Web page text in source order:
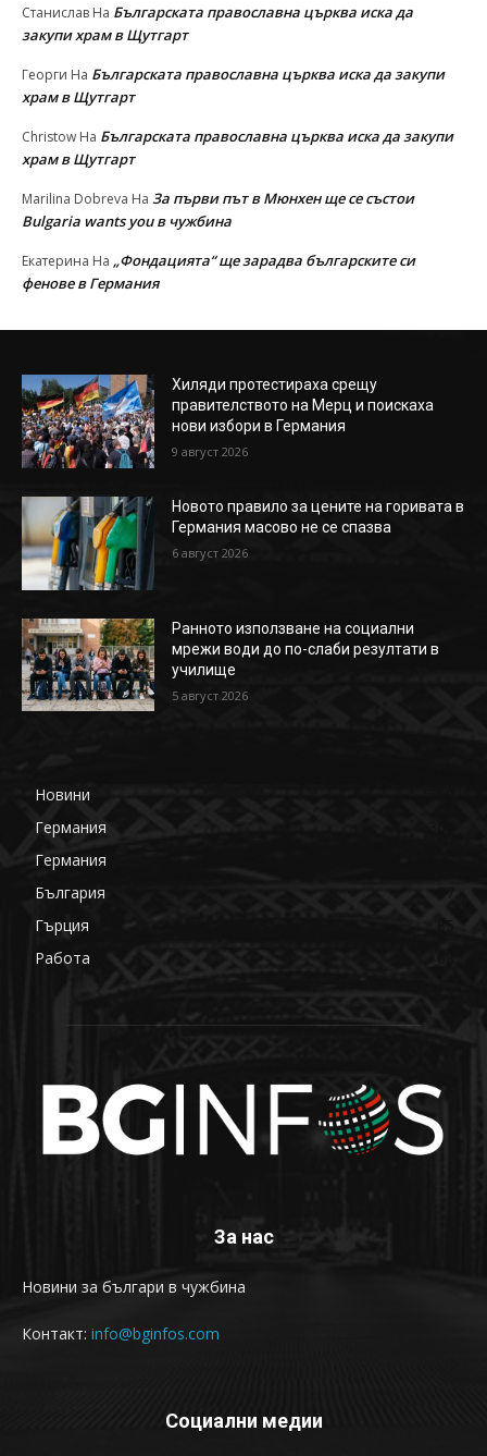
Станислав На Българската православна църква иска да
закупи храм в Щутгарт
Георги На Българската православна църква иска да закупи
храм в Щутгарт
Christow На Българската православна църква иска да закупи
храм в Щутгарт
Marilina Dobreva На За първи път в Мюнхен ще се състои
Bulgaria wants you в чужбина
Екатерина На „Фондацията“ ще зарадва българските си
фенове в Германия
Хиляди протестираха срещу
правителството на Мерц и поискаха
нови избори в Германия
9 август 2026
Новото правило за цените на горивата в
Германия масово не се спазва
6 август 2026
Ранното използване на социални
мрежи води до по-слаби резултати в
училище
5 август 2026
Новини
Германия
Германия
България
Гърция
Работа
За нас
Новини за българи в чужбина
Контакт: info@bginfos.com
Социални медии